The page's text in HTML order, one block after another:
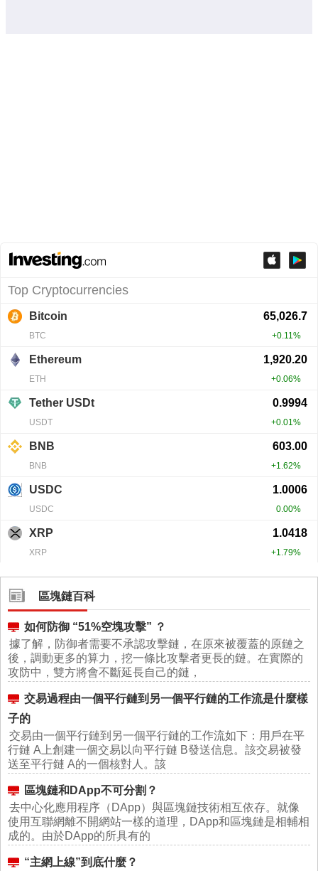
區塊鏈百科
如何防御 “51%空塊攻擊” ？
據了解，防御者需要不承認攻擊鏈，在原來被覆蓋的原鏈之
後，調動更多的算力，挖一條比攻擊者更長的鏈。在實際的
攻防中，雙方將會不斷延長自己的鏈，
交易過程由一個平行鏈到另一個平行鏈的工作流是什麼樣
子的
交易由一個平行鏈到另一個平行鏈的工作流如下：用戶在平
行鏈 A上創建一個交易以向平行鏈 B發送信息。該交易被發
送至平行鏈 A的一個核對人。該
區塊鏈和DApp不可分割？
去中心化應用程序（DApp）與區塊鏈技術相互依存。就像
使用互聯網離不開網站一樣的道理，DApp和區塊鏈是相輔相
成的。由於DApp的所具有的
“主網上線”到底什麼？